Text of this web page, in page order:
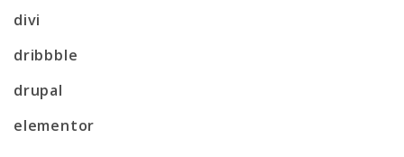
divi
dribbble
drupal
elementor